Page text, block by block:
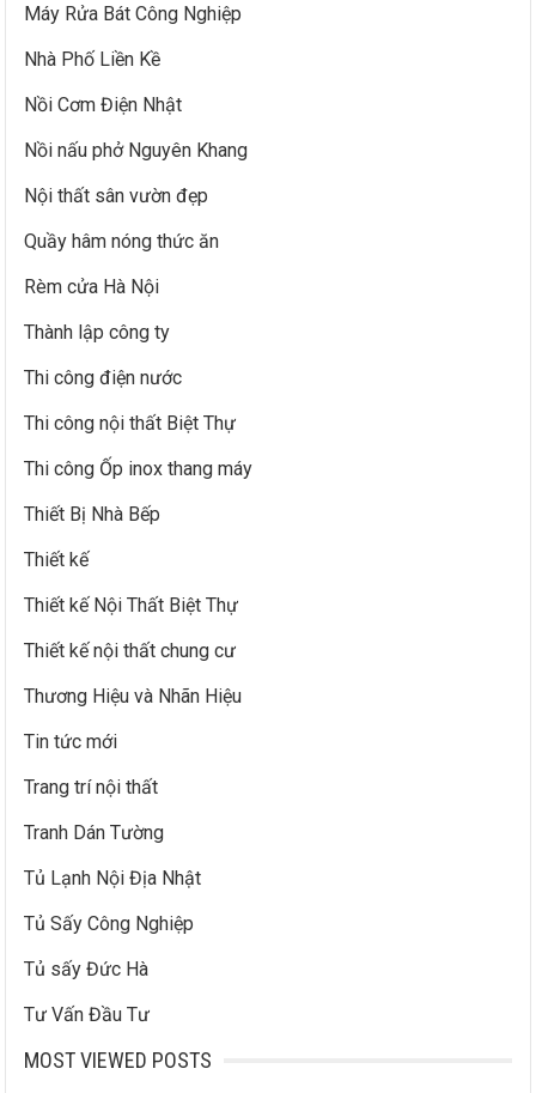
Máy Rửa Bát Công Nghiệp
Nhà Phố Liền Kề
Nồi Cơm Điện Nhật
Nồi nấu phở Nguyên Khang
Nội thất sân vườn đẹp
Quầy hâm nóng thức ăn
Rèm cửa Hà Nội
Thành lập công ty
Thi công điện nước
Thi công nội thất Biệt Thự
Thi công Ốp inox thang máy
Thiết Bị Nhà Bếp
Thiết kế
Thiết kế Nội Thất Biệt Thự
Thiết kế nội thất chung cư
Thương Hiệu và Nhãn Hiệu
Tin tức mới
Trang trí nội thất
Tranh Dán Tường
Tủ Lạnh Nội Địa Nhật
Tủ Sấy Công Nghiệp
Tủ sấy Đức Hà
Tư Vấn Đầu Tư
MOST VIEWED POSTS